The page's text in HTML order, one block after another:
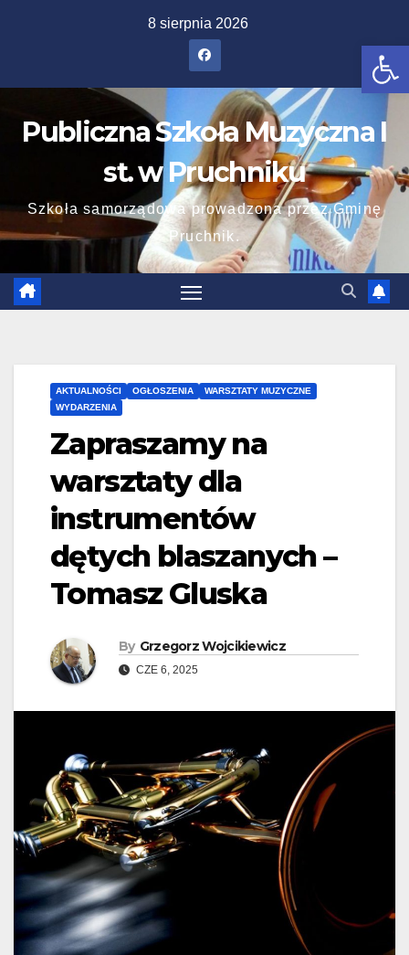
8 sierpnia 2026
Publiczna Szkoła Muzyczna I
st. w Pruchniku
Szkoła samorządowa prowadzona przez Gminę
Pruchnik.
AKTUALNOŚCI OGŁOSZENIA
WARSZTATY MUZYCZNE
WYDARZENIA
Zapraszamy na
warsztaty dla
instrumentów
dętych blaszanych –
Tomasz Gluska
By Grzegorz Wojcikiewicz
CZE 6, 2025